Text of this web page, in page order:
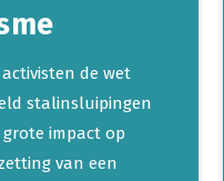
de wet
stalinsluipingen
impact op
van een